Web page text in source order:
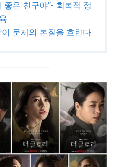
좋은 친구야”- 회복적 정
이 문제의 본질을 흐린다